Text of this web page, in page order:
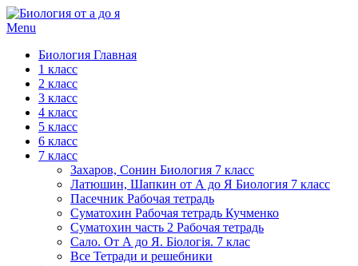
Menu
Биология Главная
1 класс
2 класс
3 класс
4 класс
5 класс
6 класс
7 класс
Захаров, Сонин Биология 7 класс
Латюшин, Шапкин от А до Я Биология 7 класс
Пасечник Рабочая тетрадь
Суматохин Рабочая тетрадь Кучменко
Суматохин часть 2 Рабочая тетрадь
Сало. От А до Я. Біологія. 7 клас
Все Тетради и решебники